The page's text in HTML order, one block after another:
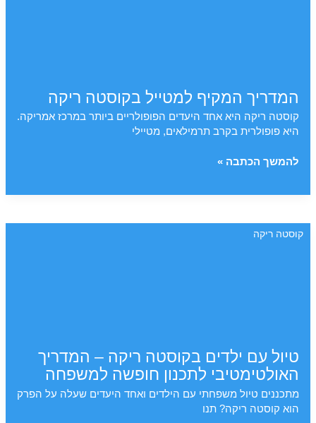
המדריך המקיף למטייל בקוסטה ריקה
קוסטה ריקה היא אחד היעדים הפופולריים ביותר במרכז אמריקה.
היא פופולרית בקרב תרמילאים, מטיילי
המדריך
ריקה
להמשך הכתבה »
טיול עם ילדים בקוסטה ריקה – המדריך
האולטימטיבי לתכנון חופשה למשפחה
קוסטה ריקה
מתכננים טיול משפחתי עם הילדים ואחד היעדים שעלה על הפרק
הוא קוסטה ריקה? תנו